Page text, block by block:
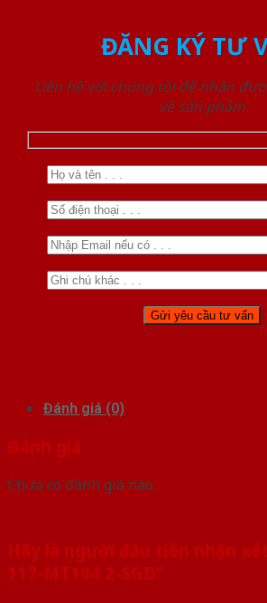
ĐĂNG KÝ TƯ
Liên hệ với chúng tôi để nhận
về sản phẩm
Đánh giá (0)
Đánh giá
Chưa có đánh giá nào.
Hãy là người đầu tiên nhận xét
117-MT104 2-SGD”